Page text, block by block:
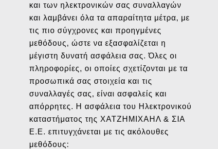
και των ηλεκτρονικών σας συναλλαγών
και λαμβάνει όλα τα απαραίτητα μέτρα, με
τις πιο σύγχρονες και προηγμένες
μεθόδους, ώστε να εξασφαλίζεται η
μέγιστη δυνατή ασφάλεια σας. Όλες οι
πληροφορίες, οι οποίες σχετίζονται με τα
προσωπικά σας στοιχεία και τις
συναλλαγές σας, είναι ασφαλείς και
απόρρητες. Η ασφάλεια του Ηλεκτρονικού
καταστήματος της ΧΑΤΖΗΜΙΧΑΗΛ & ΣΙΑ
Ε.Ε. επιτυγχάνεται με τις ακόλουθες
μεθόδους: